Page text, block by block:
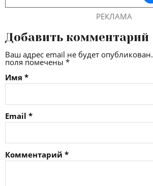
РЕКЛАМА
Добавить комментарий
Ваш адрес email не будет опубликован.
поля помечены *
Имя *
Email *
Комментарий *